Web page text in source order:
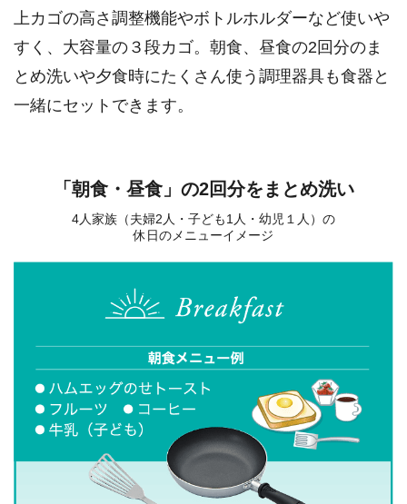
上カゴの高さ調整機能やボトルホルダーなど使いや
すく、大容量の３段カゴ。朝食、昼食の2回分のま
とめ洗いや夕食時にたくさん使う調理器具も食器と
一緒にセットできます。
「朝食・昼食」の2回分をまとめ洗い
4人家族（夫婦2人・子ども1人・幼児１人）の
休日のメニューイメージ